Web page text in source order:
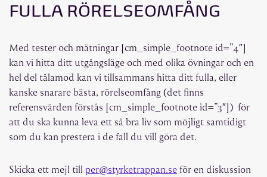
FULLA RÖRELSEOMFÅNG
Med tester och mätningar [cm_simple_footnote id=”4″]
kan vi hitta ditt utgångsläge och med olika övningar och en
hel del tålamod kan vi tillsammans hitta ditt fulla, eller
kanske snarare bästa, rörelseomfång (det finns
referensvärden förstås [cm_simple_footnote id=”3″]) för
att du ska kunna leva ett så bra liv som möjligt samtidigt
som du kan prestera i de fall du vill göra det.
Skicka ett mejl till per@styrketrappan.seför en diskussion